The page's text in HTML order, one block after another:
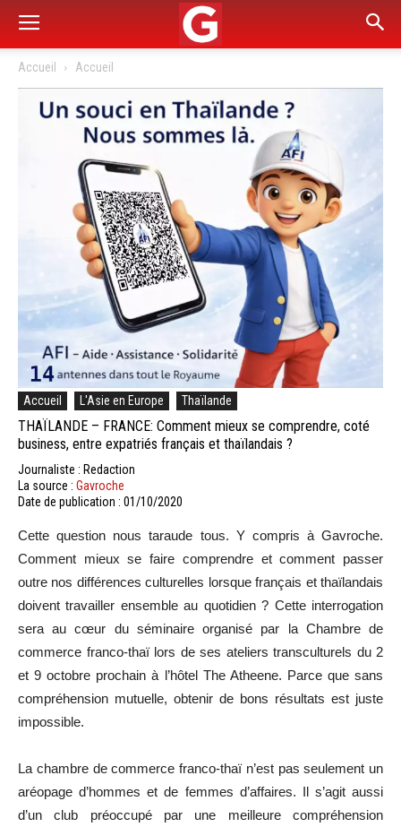
Accueil Accueil
Accueil L'Asie en Europe Thaïlande
THAÏLANDE – FRANCE: Comment mieux se comprendre, coté
business, entre expatriés français et thaïlandais ?
Journaliste : Redaction
La source : Gavroche
Date de publication : 01/10/2020
Cette question nous taraude tous. Y compris à Gavroche.
Comment mieux se faire comprendre et comment passer
outre nos différences culturelles lorsque français et thaïlandais
doivent travailler ensemble au quotidien ? Cette interrogation
sera au cœur du séminaire organisé par la Chambre de
commerce franco-thaï lors de ses ateliers transculturels du 2
et 9 octobre prochain à l’hôtel The Atheene. Parce que sans
compréhension mutuelle, obtenir de bons résultats est juste
impossible.
La chambre de commerce franco-thaï n’est pas seulement un
aréopage d’hommes et de femmes d’affaires. Il s’agit aussi
d’un club préoccupé par une meilleure compréhension